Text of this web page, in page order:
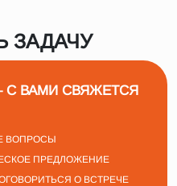
ЗАДАЧУ
С ВАМИ СВЯЖЕТСЯ
ВОПРОСЫ
ПРЕДЛОЖЕНИЕ
О ВСТРЕЧЕ